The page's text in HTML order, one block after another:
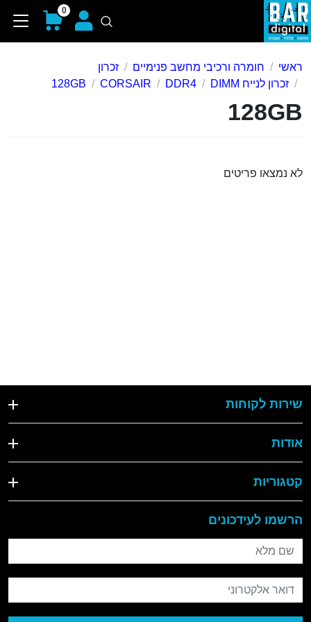
0
ראשי חומרה ורכיבי מחשב פנימיים
זכרון
זכרון לנייח DIMM
DDR4
CORSAIR
128GB
128GB
לא נמצאו פריטים
שירות לקוחות
אודות
קטגוריות
הרשמו לעידכונים